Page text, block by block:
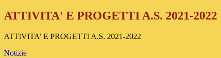
ATTIVITA' E PROGETTI A.S. 2021-2022
ATTIVITA' E PROGETTI A.S. 2021-2022
Notizie